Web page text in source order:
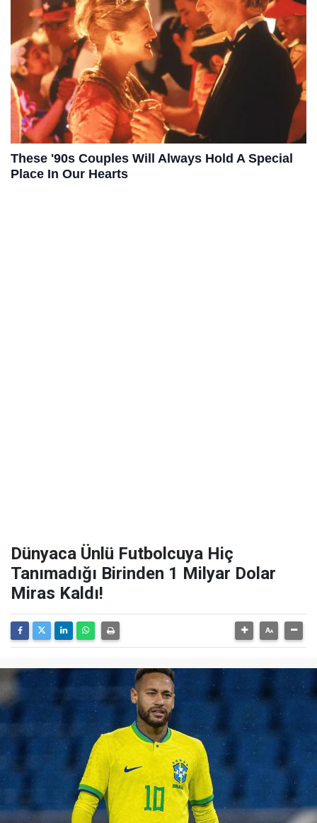
Dünyaca Ünlü Futbolcuya Hiç
Tanımadığı Birinden 1 Milyar Dolar
Miras Kaldı!